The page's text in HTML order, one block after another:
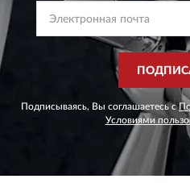
Подписываясь, Вы соглашаетесь с
Условиями